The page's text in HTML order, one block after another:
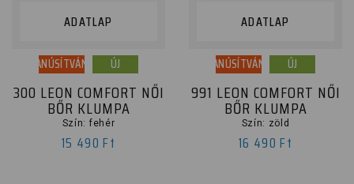
ADATLAP
TANÚSÍTVÁNY ÚJ
300 LEON COMFORT NŐI
BŐR KLUMPA
Szín: fehér
15 490 Ft
ADATLAP
TANÚSÍTVÁNY ÚJ
991 LEON COMFORT NŐI
BŐR KLUMPA
Szín: zöld
16 490 Ft